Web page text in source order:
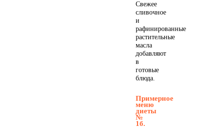
Свежее
сливочное
и
рафинированные
растительные
масла
добавляют
в
готовые
блюда.
Примерное
меню
диеты
№
1б.
Орфографический словарь